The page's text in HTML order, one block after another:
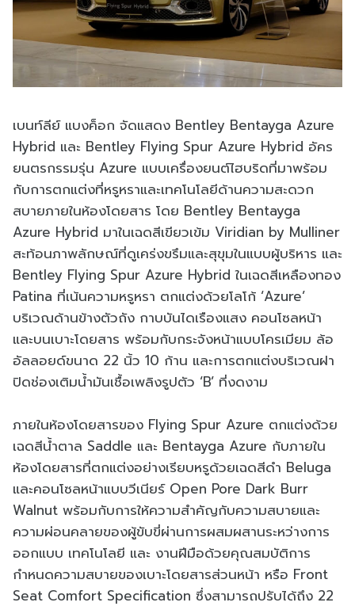
เบนท์ลีย์ แบงค็อก จัดแสดง Bentley Bentayga Azure
Hybrid และ Bentley Flying Spur Azure Hybrid อัคร
ยนตรกรรมรุ่น Azure แบบเครื่องยนต์ไฮบริดที่มาพร้อม
กับการตกแต่งที่หรูหราและเทคโนโลยีด้านความสะดวก
สบายภายในห้องโดยสาร โดย Bentley Bentayga
Azure Hybrid มาในเฉดสีเขียวเข้ม Viridian by Mulliner
สะท้อนภาพลักษณ์ที่ดูเคร่งขรึมและสุขุมในแบบผู้บริหาร และ
Bentley Flying Spur Azure Hybrid ในเฉดสีเหลืองทอง
Patina ที่เน้นความหรูหรา ตกแต่งด้วยโลโก้ ‘Azure’
บริเวณด้านข้างตัวถัง กาบบันไดเรืองแสง คอนโซลหน้า
และบนเบาะโดยสาร พร้อมกับกระจังหน้าแบบโครเมียม ล้อ
อัลลอยด์ขนาด 22 นิ้ว 10 ก้าน และการตกแต่งบริเวณฝา
ปิดช่องเติมน้ำมันเชื้อเพลิงรูปตัว ‘B’ ที่งดงาม
ภายในห้องโดยสารของ Flying Spur Azure ตกแต่งด้วย
เฉดสีน้ำตาล Saddle และ Bentayga Azure กับภายใน
ห้องโดยสารที่ตกแต่งอย่างเรียบหรูด้วยเฉดสีดำ Beluga
และคอนโซลหน้าแบบวีเนียร์ Open Pore Dark Burr
Walnut พร้อมกับการให้ความสำคัญกับความสบายและ
ความผ่อนคลายของผู้ขับขี่ผ่านการผสมผสานระหว่างการ
ออกแบบ เทคโนโลยี และ งานฝีมือด้วยคุณสมบัติการ
กำหนดความสบายของเบาะโดยสารส่วนหน้า หรือ Front
Seat Comfort Specification ซึ่งสามารถปรับได้ถึง 22